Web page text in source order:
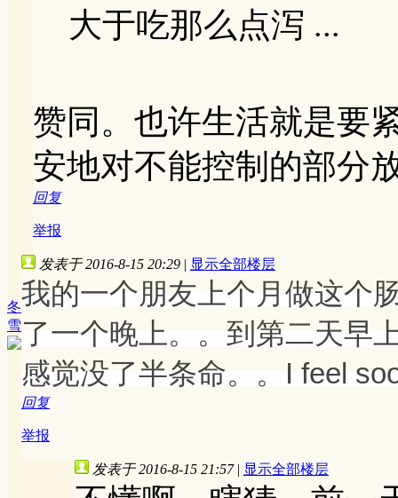
大于吃那么点泻 ...
赞同。也许生活就是要
安地对不能控制的部分
回复
举报
冬
雪
发表于 2016-8-15 20:29 | 显示全部楼层
我的一个朋友上个月做这个
了一个晚上。。到第二天早
感觉没了半条命。。I feel
回复
举报
发表于 2016-8-15 21:57 | 显示全部楼层